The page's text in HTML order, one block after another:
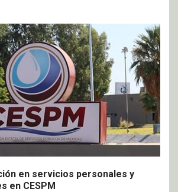
en servicios personales y
en CESPM